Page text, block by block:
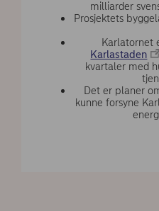
milliarder
Prosjektets
Karlatornet
Karlastaden
kvartaler med
Det er planer
kunne forsyne